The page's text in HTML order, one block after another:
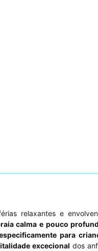
relaxantes e
calma e pouco
para
excecional dos